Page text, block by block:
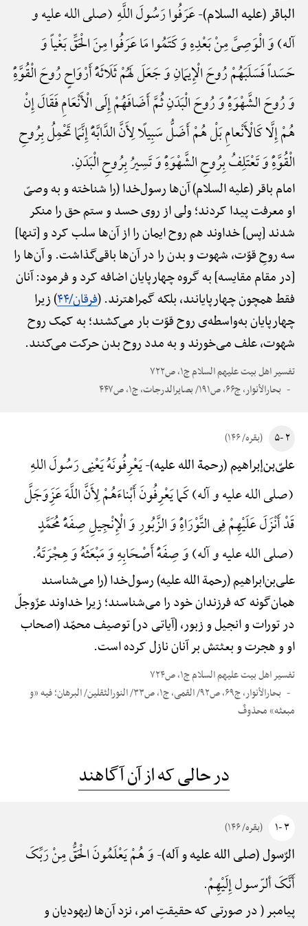
الباقر (علیه السلام)-عَرَفُوا رَسُولَ اللَّهِ (صلی الله علیه و
آله) وَ الْوَصِیَّ مِنْ بَعْدِهِ وَ کَتَمُوا مَا عَرَفُوا مِنَ الْحَقِّ بَغْیاً وَ
حَسَداً فَسَلَبَهُمْ رُوحَ الْإِیمَانِ وَ جَعَلَ لَهُمْ ثَلَاثَهًَْ أَرْوَاحٍ رُوحَ الْقُوَّهًِْ
وَ رُوحَ الشَّهْوَهًِْ وَ رُوحَ الْبَدَنِ ثُمَّ أَضَافَهُمْ إِلَی الْأَنْعَامِ فَقَالَ إِنْ
هُمْ إِلَّا کَالْأَنْعامِ بَلْ هُمْ أَضَلُّ سَبِیلًا لِأَنَّ الدَّابَّهًَْ إِنَّمَا تَحْمِلُ بِرُوحِ
الْقُوَّهًِْ وَ تَعْتَلِفُ بِرُوحِ الشَّهْوَهًِْ وَ تَسِیرُ بِرُوحِ الْبَدَنِ.
امام باقر (علیه السلام) آن‌ها رسول‌خدا (را شناخته و به وصیّ
او معرفت پیدا کردند؛ ولی از روی حسد و ستم حق را منکر
شدند [پس] خداوند هم روح ایمان را از آن‌ها سلب کرد و [تنها]
سه روحِ قوّت، شهوت و بدن را در آن‌ها باقی‌گذاشت. و آن‌ها را
[در مقام مقایسه] به گروه چهارپایان اضافه کرد و فرمود: آنان
فقط همچون چهارپایانند، بلکه گمراهترند. (فرقان/۴۴ ) زیرا
چهارپایان به‌واسطه‌ی روح قوّت بار می‌کشند؛ به کمک روح
شهوت، علف می‌خورند و به مدد روح بدن حرکت می‌کنند.
تفسیر اهل بیت علیهم السلام ج۱، ص۷۲۲
بحارالأنوار، ج۶۶، ص۱۹۱/ بصایرالدرجات، ج۱، ص۴۴۷
۲ -۵ (بقره/ ۱۴۶)
علیّ‌بن‌إبراهیم (رحمة الله علیه)-یَعْرِفُونَهُ یَعْنِی رَسُولَ اللهِ
(صلی الله علیه و آله) کَما یَعْرِفُونَ أَبْناءَهُمْ لِأَنَّ اللَّهَ عَزَِوَجَلَّ
قَدْ أَنْزَلَ عَلَیْهِمْ فِی التَّوْرَاهًِْ وَ الزَّبُورِ وَ الْإِنْجِیلِ صِفَهًَْ مُحَمَّدٍ
(صلی الله علیه و آله) وَ صِفَهًَْ أَصْحَابِهِ وَ مَبْعَثَهُ وَ هِجْرَتَهُ.
علی‌بن‌ابراهیم (رحمة الله علیه) رسول‌خدا (را می‌شناسند
همان‌گونه که فرزندان خود را می‌شناسند؛ زیرا خداوند عزّوجلّ
در تورات و انجیل و زبور، [آیاتی در] توصیف محمّد (اصحاب
او و هجرت و بعثتش بر آنان نازل کرده است.
تفسیر اهل بیت علیهم السلام ج۱، ص۷۲۴
بحارالأنوار، ج۶۹، ص۹۲/ القمی، ج۱، ص۳۳/ النورالثقلین/ البرهان؛ فیه «و
مبعثه» محذوفٌ
در حالی که از آن آگاهند
۳ -۱ (بقره/ ۱۴۶)
الرّسول (صلی الله علیه و آله)-وَ هُمْ یَعْلَمُونَ الْحَقُّ مِنْ رَبِّکَ
أَنَّکَ ألرّسول إِلَیْهِمْ.
پیامبر ( در صورتی که حقیقتِ امر، نزد آن‌ها (یهودیان و